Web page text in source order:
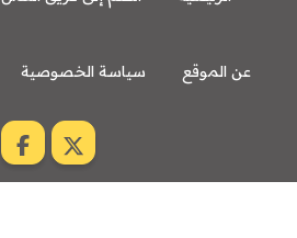
عن الموقع سياسة الخصوصية